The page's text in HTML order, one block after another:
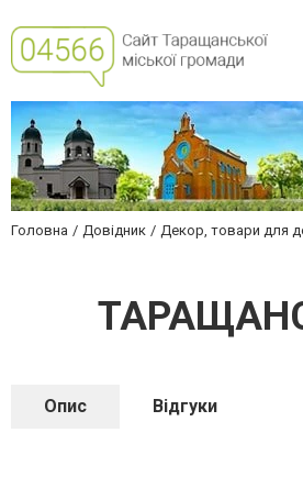
Головна Довідник Декор, товари для
Опис Відгуки